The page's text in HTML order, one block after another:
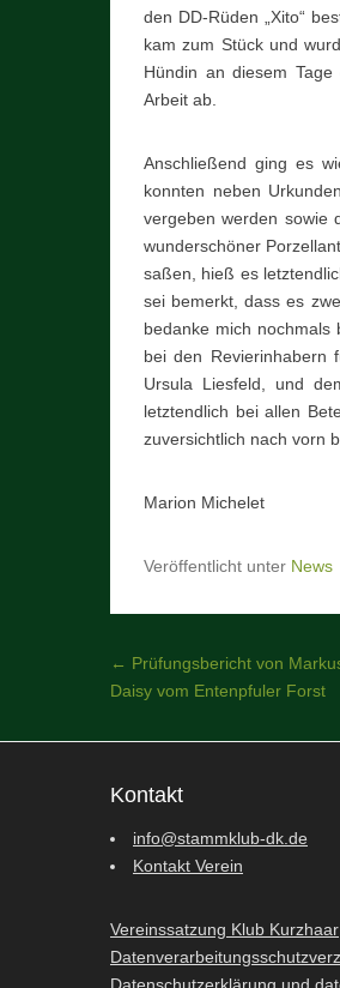
den DD-Rüden „Xito“
kam zum Stück und
Hündin an diesem
Arbeit ab.
Anschließend ging es
konnten neben
vergeben werden sowie
wunderschöner
saßen, hieß es
sei bemerkt, dass es
bedanke mich
bei den Revierinhabern
Ursula Liesfeld, und
letztendlich bei allen
zuversichtlich nach vorn
Marion Michelet
Veröffentlicht unter News
Beitragsnavigation
← Prüfungsbericht von
Daisy vom Entenpfuler Forst
Kontakt
info@stammklub-dk.de
Kontakt Verein
Vereinssatzung Klub Kurzhaar